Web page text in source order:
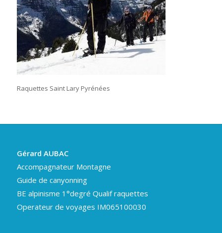
Raquettes Saint Lary Pyrénées
Gérard AUBAC
Accompagnateur Montagne
Guide de canyonning
BE alpinisme 1°degré Qualif raquettes
Operateur de voyages IM065100030